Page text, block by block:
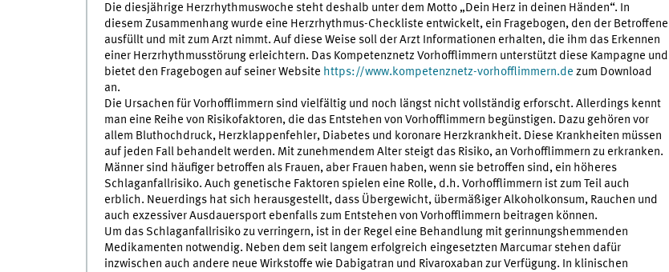
Die diesjährige Herzrhythmuswoche steht deshalb unter dem Motto „Dein Herz in deinen Händen“. In
diesem Zusammenhang wurde eine Herzrhythmus-Checkliste entwickelt, ein Fragebogen, den der Betroffene
ausfüllt und mit zum Arzt nimmt. Auf diese Weise soll der Arzt Informationen erhalten, die ihm das Erkennen
einer Herzrhythmusstörung erleichtern. Das Kompetenznetz Vorhofflimmern unterstützt diese Kampagne und
bietet den Fragebogen auf seiner Website https://www.kompetenznetz-vorhofflimmern.de zum Download
an.
Die Ursachen für Vorhofflimmern sind vielfältig und noch längst nicht vollständig erforscht. Allerdings kennt
man eine Reihe von Risikofaktoren, die das Entstehen von Vorhofflimmern begünstigen. Dazu gehören vor
allem Bluthochdruck, Herzklappenfehler, Diabetes und koronare Herzkrankheit. Diese Krankheiten müssen
auf jeden Fall behandelt werden. Mit zunehmendem Alter steigt das Risiko, an Vorhofflimmern zu erkranken.
Männer sind häufiger betroffen als Frauen, aber Frauen haben, wenn sie betroffen sind, ein höheres
Schlaganfallrisiko. Auch genetische Faktoren spielen eine Rolle, d.h. Vorhofflimmern ist zum Teil auch
erblich. Neuerdings hat sich herausgestellt, dass Übergewicht, übermäßiger Alkoholkonsum, Rauchen und
auch exzessiver Ausdauersport ebenfalls zum Entstehen von Vorhofflimmern beitragen können.
Um das Schlaganfallrisiko zu verringern, ist in der Regel eine Behandlung mit gerinnungshemmenden
Medikamenten notwendig. Neben dem seit langem erfolgreich eingesetzten Marcumar stehen dafür
inzwischen auch andere neue Wirkstoffe wie Dabigatran und Rivaroxaban zur Verfügung. In klinischen